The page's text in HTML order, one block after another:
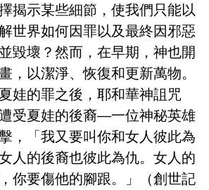
揭示某些細節，使我們只能以
世界如何因罪以及最終因邪惡
毀壞？然而，在早期，神也開
，以潔淨、恢復和更新萬物。
娃的罪之後，耶和華神詛咒
受夏娃的後裔—一位神秘英雄
，「我又要叫你和女人彼此為
人的後裔也彼此為仇。女人的
你要傷他的腳跟。」（創世記